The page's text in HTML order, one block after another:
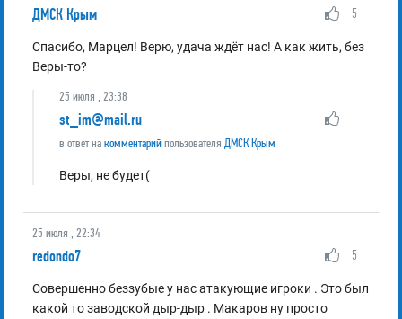
ДМСК Крым 5
Спасибо, Марцел! Верю, удача ждёт нас! А как жить, без
Веры-то?
25 июля , 23:38
st_im@mail.ru
в ответ накомментарий пользователяДМСК Крым
Веры, не будет(
25 июля , 22:34
redondo7 5
Совершенно беззубые у нас атакующие игроки . Это был
какой то заводской дыр-дыр . Макаров ну просто